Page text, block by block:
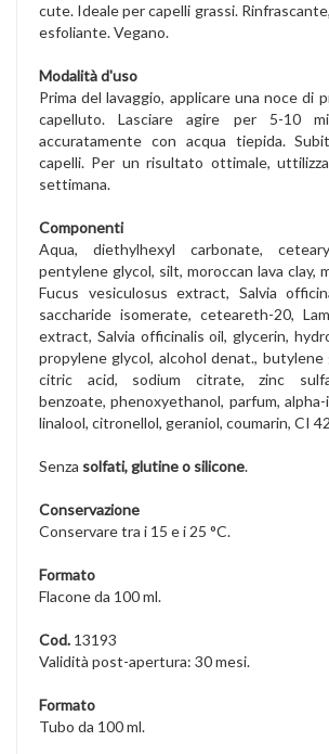
cute. Ideale per capelli grassi.
esfoliante. Vegano.
Modalità d'uso
Prima del lavaggio, applicare una noce di
capelluto. Lasciare agire per 5-10
accuratamente con acqua tiepida.
capelli. Per un risultato ottimale,
settimana.
Componenti
Aqua, diethylhexyl carbonate,
pentylene glycol, silt, moroccan lava clay,
Fucus vesiculosus extract, Salvia
saccharide isomerate, ceteareth-20,
extract, Salvia officinalis oil, glycerin,
propylene glycol, alcohol denat., butylene
citric acid, sodium citrate, zinc
benzoate, phenoxyethanol, parfum,
linalool, citronellol, geraniol, coumarin, CI
Senza solfati, glutine o silicone.
Conservazione
Conservare tra i 15 e i 25 °C.
Formato
Flacone da 100 ml.
Cod. 13193
Validità post-apertura: 30 mesi.
Formato
Tubo da 100 ml.